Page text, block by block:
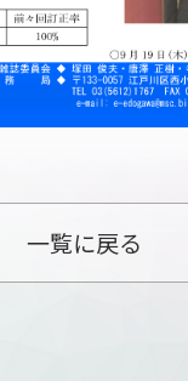
一覧に戻る